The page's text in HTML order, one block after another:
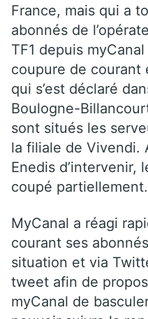
France, mais qui a
abonnés de
TF1 depuis
coupure de courant
qui s’est déclaré
Boulogne-
sont situés les
la filiale de Vivendi.
Enedis d’intervenir,
coupé partiellement.
MyCanal a réagi
courant ses
situation et via
tweet afin de
myCanal de